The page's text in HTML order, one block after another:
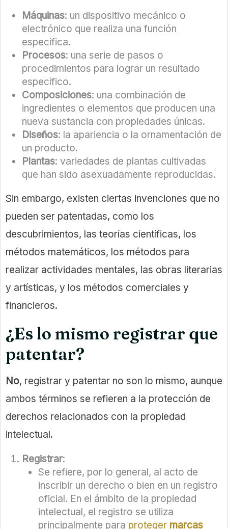
Máquinas: un dispositivo mecánico o
electrónico que realiza una función
específica.
Procesos: una serie de pasos o
procedimientos para lograr un resultado
específico.
Composiciones: una combinación de
ingredientes o elementos que producen una
nueva sustancia con propiedades únicas.
Diseños: la apariencia o la ornamentación de
un producto.
Plantas: variedades de plantas cultivadas
que han sido asexuadamente reproducidas.
Sin embargo, existen ciertas invenciones que no
pueden ser patentadas, como los
descubrimientos, las teorías científicas, los
métodos matemáticos, los métodos para
realizar actividades mentales, las obras literarias
y artísticas, y los métodos comerciales y
financieros.
¿Es lo mismo registrar que
patentar?
No, registrar y patentar no son lo mismo, aunque
ambos términos se refieren a la protección de
derechos relacionados con la propiedad
intelectual.
Registrar:
Se refiere, por lo general, al acto de
inscribir un derecho o bien en un registro
oficial. En el ámbito de la propiedad
intelectual, el registro se utiliza
principalmente para proteger marcas